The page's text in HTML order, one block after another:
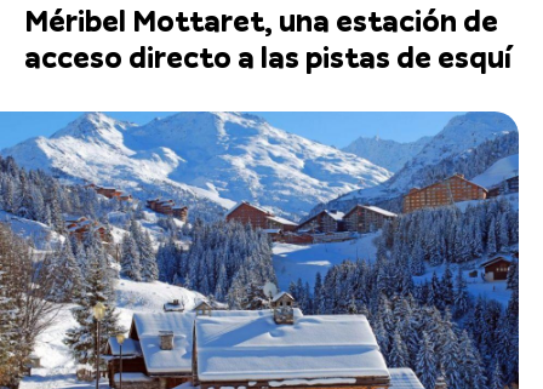
Méribel Mottaret, una estación de
acceso directo a las pistas de esquí